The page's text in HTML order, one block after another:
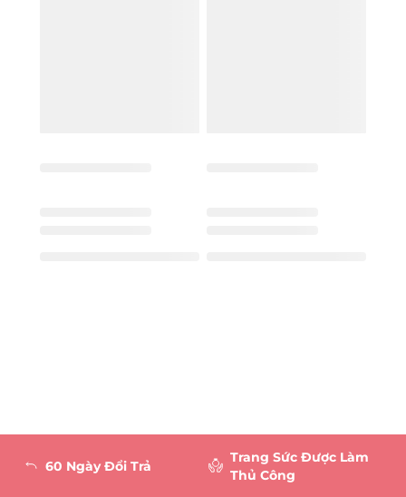
60 Ngày Đổi Trả
Trang Sức Được Làm
Thủ Công